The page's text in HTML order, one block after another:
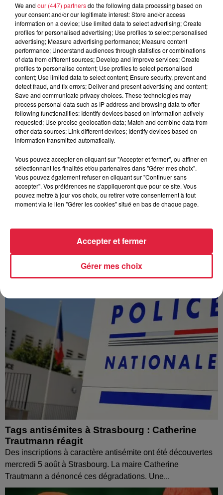
À découvrir également
l’eau brune s’écouler de leurs robinets. Face aux
nombreuses interrogations, la municipalité a pris...
Tags antisémites à Strasbourg : Catherine
Trautmann réagit
Des inscriptions à caractère antisémite ont été découvertes
mercredi 5 août à Strasbourg. La maire Catherine
Trautmann a dénoncé ces dégradations. Une...
We and our (447) partnersdo the following data processing based on
your consent and/or our legitimate interest: Store and/or access
information on a device; Use limited data to select advertising; Create
profiles for personalised advertising; Use profiles to select personalised
advertising; Measure advertising performance; Measure content
performance; Understand audiences through statistics or combinations
of data from different sources; Develop and improve services; Create
profiles to personalise content; Use profiles to select personalised
content; Use limited data to select content; Ensure security, prevent and
detect fraud, and fix errors; Deliver and present advertising and content;
Save and communicate privacy choices. These technologies may
process personal data such as IP address and browsing data to offer
following functionalities: Identify devices based on information actively
requested; Use precise geolocation data; Match and combine data from
other data sources; Link different devices; Identify devices based on
information transmitted automatically.
Vous pouvez accepter en cliquant sur "Accepter et fermer", ou affiner en
sélectionnant les finalités et/ou partenaires dans "Gérer mes choix".
Vous pouvez également refuser en cliquant sur "Continuer sans
accepter". Vos préférences ne s'appliqueront que pour ce site. Vous
pouvez mettre à jour vos choix, ou retirer votre consentement à tout
moment via le lien "Gérer les cookies" situé en bas de chaque page.
Gérer mes choix
Accepter et fermer